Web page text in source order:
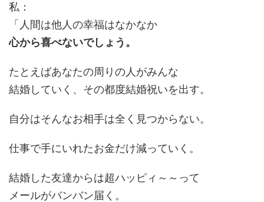
私：
「人間は他人の幸福はなかなか
心から喜べないでしょう。
たとえばあなたの周りの人がみんな
結婚していく、その都度結婚祝いを出す。
自分はそんなお相手は全く見つからない。
仕事で手にいれたお金だけ減っていく。
結婚した友達からは超ハッピィ～～って
メールがバンバン届く。